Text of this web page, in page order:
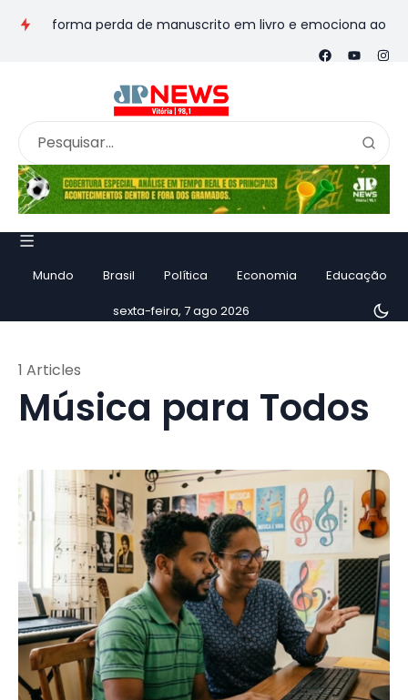
perda de manuscrito em livro e emociona ao contar
Mundo Brasil Política Economia Educação
sexta-feira, 7 ago 2026
Música para Todos
1 Articles